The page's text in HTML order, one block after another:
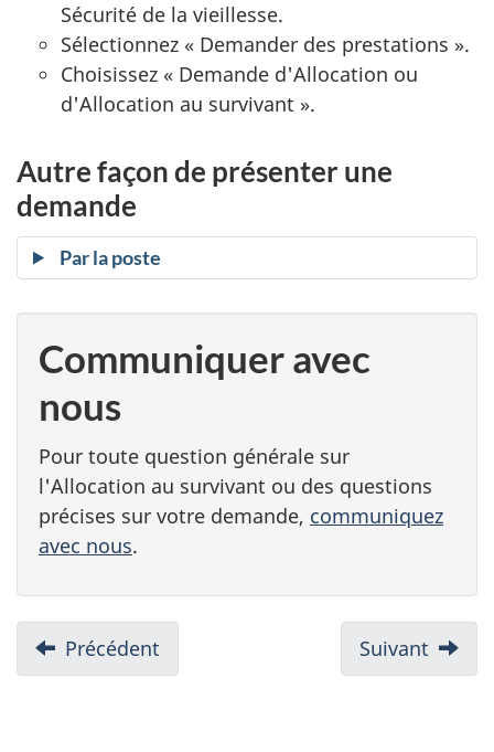
Sécurité de la vieillesse.
Sélectionnez « Demander des prestations ».
Choisissez « Demande d'Allocation ou
d'Allocation au survivant ».
Autre façon de présenter une
demande
Par la poste
Communiquer avec
nous
Pour toute question générale sur
l'Allocation au survivant ou des questions
précises sur votre demande, communiquez
avec nous.
N
a
Précédent
Combien
Suivant
Après